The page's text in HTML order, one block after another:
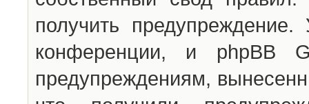
получить
конференции, и phpBB
предупреждениям,